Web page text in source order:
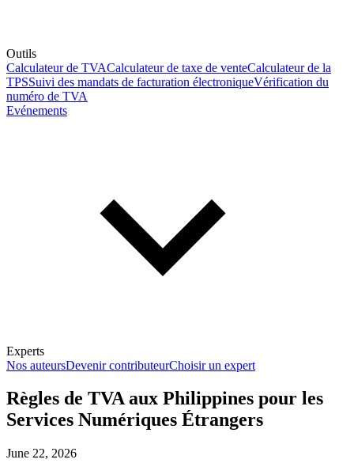
Outils
Calculateur de TVACalculateur de taxe de venteCalculateur de la
TPSSuivi des mandats de facturation électroniqueVérification du
numéro de TVA
Evénements
Experts
Nos auteursDevenir contributeurChoisir un expert
En savoir plus sur la fiscalité
Règles de TVA aux Philippines pour les
Services Numériques Étrangers
June 22, 2026